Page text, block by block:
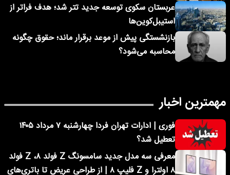
عربستان سکوی توسعه جدید تتر شد؛ هدف فراتر از
استیبل‌کوین‌ها
بازنشستگی پیش از موعد برقرار ماند؛ حقوق چگونه
محاسبه می‌شود؟
مهمترین اخبار
فوری | ادارات تهران فردا چهارشنبه ۷ مرداد ۱۴۰۵
تعطیل شد؟
معرفی سه مدل جدید سامسونگ Z فولد ۸، Z فولد
۸ اولترا و Z فلیپ ۸ | از طراحی عریض تا باتری‌های